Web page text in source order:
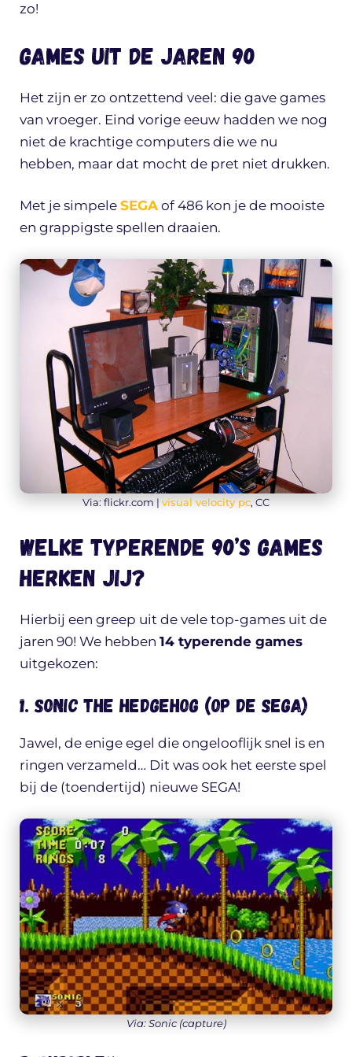
zo!
Games uit de jaren 90
Het zijn er zo ontzettend veel: die gave games
van vroeger. Eind vorige eeuw hadden we nog
niet de krachtige computers die we nu
hebben, maar dat mocht de pret niet drukken.
Met je simpele SEGA of 486 kon je de mooiste
en grappigste spellen draaien.
Via: flickr.com | visual velocity pc, CC
Welke typerende 90’s games
herken jij?
Hierbij een greep uit de vele top-games uit de
jaren 90! We hebben 14 typerende games
uitgekozen:
1. Sonic the hedgehog (op de SEGA)
Jawel, de enige egel die ongelooflijk snel is en
ringen verzameld… Dit was ook het eerste spel
bij de (toendertijd) nieuwe SEGA!
Via: Sonic (capture)